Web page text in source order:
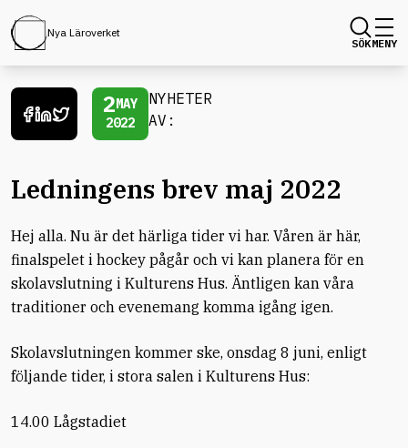
Nya Läroverket
SÖKMENY
2MAY
2022
NYHETER
AV:
Ledningens brev maj 2022
Hej alla. Nu är det härliga tider vi har. Våren är här,
finalspelet i hockey pågår och vi kan planera för en
skolavslutning i Kulturens Hus. Äntligen kan våra
traditioner och evenemang komma igång igen.
Skolavslutningen kommer ske, onsdag 8 juni, enligt
följande tider, i stora salen i Kulturens Hus:
14.00 Lågstadiet